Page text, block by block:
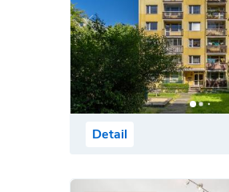
Detail